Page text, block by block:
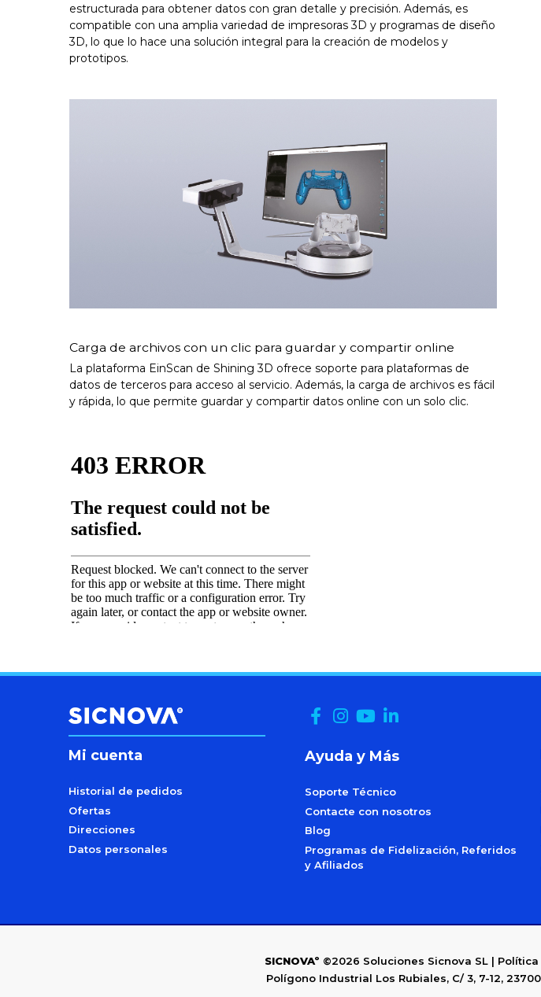
estructurada para obtener datos con gran detalle y precisión. Además, es
compatible con una amplia variedad de impresoras 3D y programas de diseño
3D, lo que lo hace una solución integral para la creación de modelos y
prototipos.
Carga de archivos con un clic para guardar y compartir online
La plataforma EinScan de Shining 3D ofrece soporte para plataformas de
datos de terceros para acceso al servicio. Además, la carga de archivos es fácil
y rápida, lo que permite guardar y compartir datos online con un solo clic.
Mi cuenta
Historial de pedidos
Ofertas
Direcciones
Datos personales
Ayuda y Más
Soporte Técnico
Contacte con nosotros
Blog
Programas de Fidelización, Referidos
y Afiliados
SICNOVAº ©2026 Soluciones Sicnova SL |
Polígono Industrial Los Rubiales, C/ 3, 7-12,